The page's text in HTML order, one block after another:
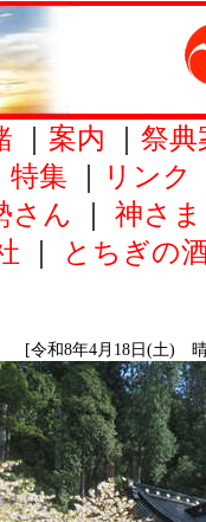
案内
祭典
特集 リンク
さん 神さま
とちぎの
[令和8年4月18日(土)